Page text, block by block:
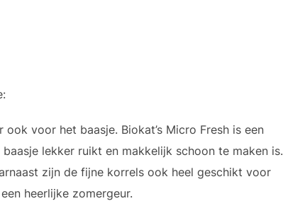
voor het baasje. Biokat’s Micro Fresh is een
lekker ruikt en makkelijk schoon te maken is.
zijn de fijne korrels ook heel geschikt voor
heerlijke zomergeur.